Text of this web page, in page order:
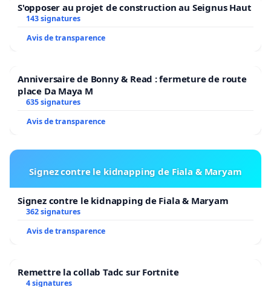
S'opposer au projet de construction au Seignus Haut
143 signatures
Avis de transparence
Anniversaire de Bonny & Read : fermeture de route
place Da Maya M
635 signatures
Avis de transparence
Signez contre le kidnapping de Fiala & Maryam
Signez contre le kidnapping de Fiala & Maryam
362 signatures
Avis de transparence
Remettre la collab Tadc sur Fortnite
4 signatures